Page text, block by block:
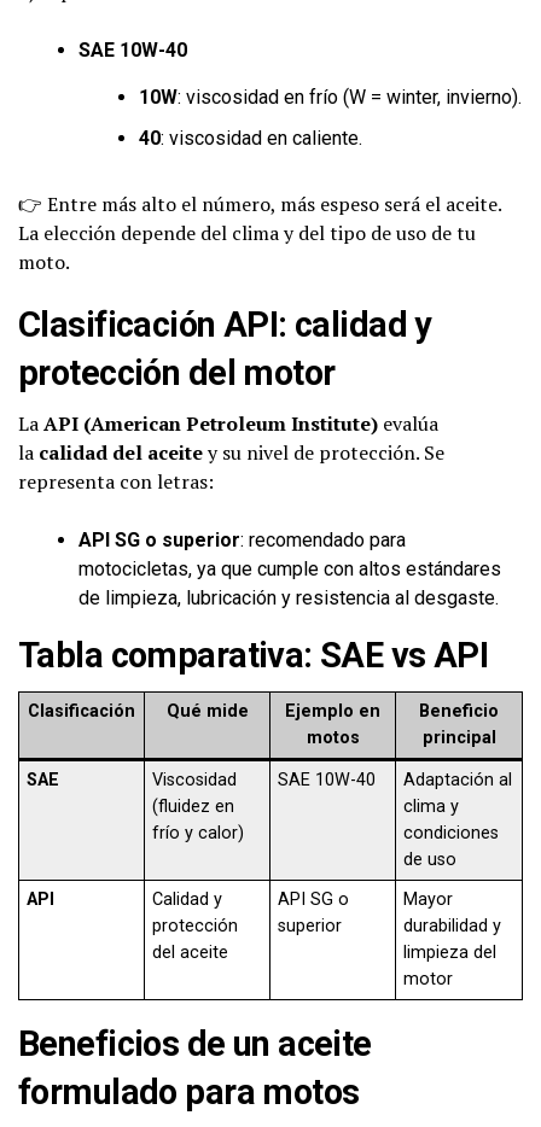
SAE 10W-40
10W: viscosidad en frío (W = winter, invierno).
40: viscosidad en caliente.
👉 Entre más alto el número, más espeso será el aceite.
La elección depende del clima y del tipo de uso de tu
moto.
Clasificación API: calidad y
protección del motor
LaAPI (American Petroleum Institute) evalúa
la calidad del aceitey su nivel de protección. Se
representa con letras:
API SG o superior: recomendado para
motocicletas, ya que cumple con altos estándares
de limpieza, lubricación y resistencia al desgaste.
Tabla comparativa: SAE vs API
Clasificación Qué mide
Ejemplo en
motos
Beneficio
principal
SAE
Viscosidad
(fluidez en
frío y calor)
SAE 10W-40
Adaptación al
clima y
condiciones
de uso
API
Calidad y
protección
del aceite
API SG o
superior
Mayor
durabilidad y
limpieza del
motor
Beneficios de un aceite
formulado para motos